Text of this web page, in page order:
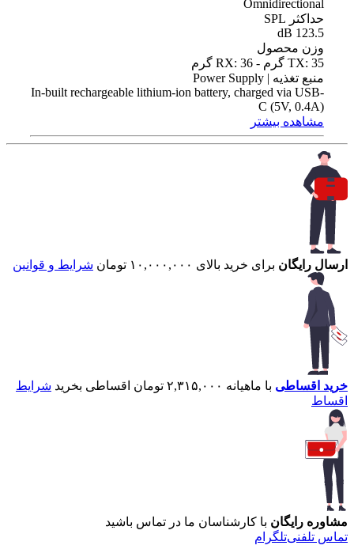
Omnidirectional
حداکثر SPL
123.5 dB
وزن محصول
TX: 35 گرم - RX: 36 گرم
منبع تغذیه | Power Supply
In-built rechargeable lithium-ion battery, charged via USB-
C (5V, 0.4A)
مشاهده بیشتر
ارسال رایگان برای خرید بالای ۱۰,۰۰۰,۰۰۰ تومان شرایط و قوانین
خرید اقساطی با ماهیانه ۲,۳۱۵,۰۰۰ تومان اقساطی بخرید
شرایط
اقساط
مشاوره رایگان با کارشناسان ما در تماس باشید
تماس تلفنیتلگرام